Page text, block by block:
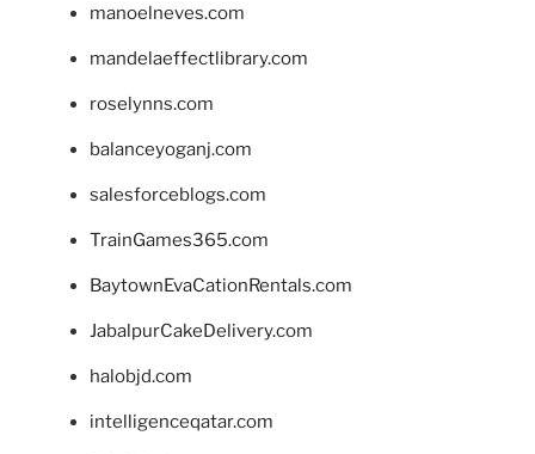
manoelneves.com
mandelaeffectlibrary.com
roselynns.com
balanceyoganj.com
salesforceblogs.com
TrainGames365.com
BaytownEvaCationRentals.com
JabalpurCakeDelivery.com
halobjd.com
intelligenceqatar.com